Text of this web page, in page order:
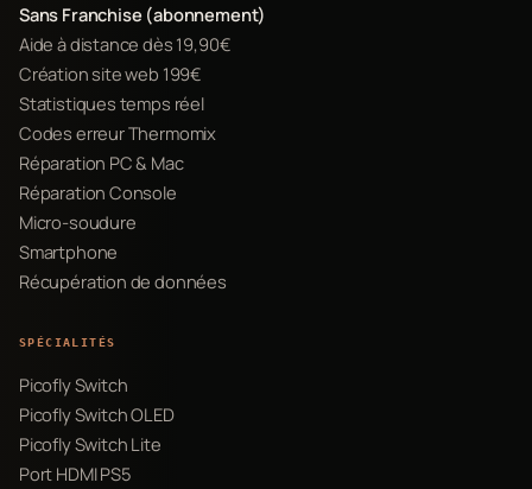
Sans Franchise (abonnement)
Aide à distance dès 19,90€
Création site web 199€
Statistiques temps réel
Codes erreur Thermomix
Réparation PC & Mac
Réparation Console
Micro-soudure
Smartphone
Récupération de données
SPÉCIALITÉS
Picofly Switch
Picofly Switch OLED
Picofly Switch Lite
Port HDMI PS5